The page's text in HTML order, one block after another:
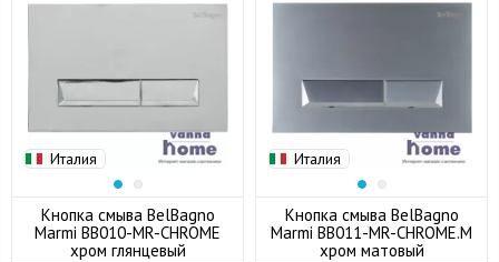
Италия
Кнопка смыва BelBagno
Marmi BB010-MR-CHROME
хром глянцевый
Италия
Кнопка смыва BelBagno
Marmi BB011-MR-CHROME.M
хром матовый